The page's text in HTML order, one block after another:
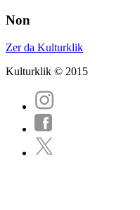
Non
Zer da Kulturklik
Kulturklik © 2015